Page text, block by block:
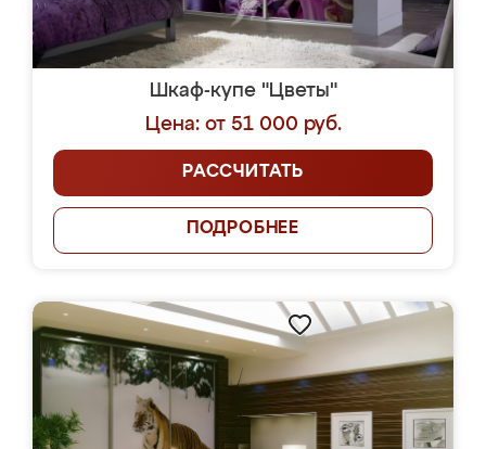
Шкаф-купе "Цветы"
Цена: от 51 000 руб.
РАССЧИТАТЬ
ПОДРОБНЕЕ